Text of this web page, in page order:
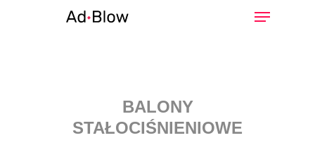
BALONY
STAŁOCIŚNIENIOWE